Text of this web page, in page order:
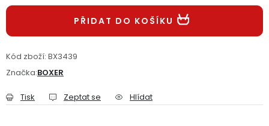
Reklamační formulář Odstoupení ve lhůtě 14 dní
Podmínky ochrany osobních údajů
PŘIDAT DO KOŠÍKU
Kód zboží: BX3439
Značka:BOXER
Tisk Zeptat se Hlídat